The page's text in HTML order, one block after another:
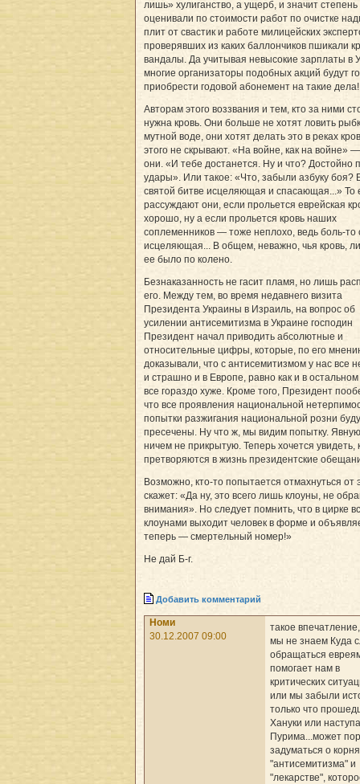
лишь» хулиганство, а ущерб, и значит
оценивали по стоимости работ по очистке
плит от свастик и работе милицейских
проверявших из каких баллончиков пшикали
вандалы. Да учитывая невысокие зарплаты в
многие организаторы подобных акций будут
приобрести годовой абонемент на такие дела!
Авторам этого воззвания и тем, кто за ними
нужна кровь. Они больше не хотят ловить
мутной воде, они хотят делать это в реках
этого не скрывают. «На войне, как на войне»
они. «И тебе достанется. Ну и что? Достойно
удары». Или такое: «Что, забыли азбуку боя?
святой битве исцеляющая и спасающая...» То
рассуждают они, если прольется еврейская
хорошо, ну а если прольется кровь наших
соплеменников — тоже неплохо, ведь боль-то
исцеляющая... В общем, неважно, чья кровь,
ее было по колено.
Безнаказанность не гасит пламя, но лишь
его. Между тем, во время недавнего визита
Президента Украины в Израиль, на вопрос об
усилении антисемитизма в Украине господин
Президент начал приводить абсолютные и
относительные цифры, которые, по его
доказывали, что с антисемитизмом у нас все
и страшно и в Европе, равно как и в
все гораздо хуже. Кроме того, Президент
что все проявления национальной
попытки разжигания национальной розни
пресечены. Ну что ж, мы видим попытку.
ничем не прикрытую. Теперь хочется увидеть,
претворяются в жизнь президентские
Возможно, кто-то попытается отмахнуться от
скажет: «Да ну, это всего лишь клоуны, не
внимания». Но следует помнить, что в цирке
клоунами выходит человек в форме и
теперь — смертельный номер!»
Не дай Б-г.
Добавить комментарий
Номи
30.12.2007 09:00
такое
мы не знаем Куда
обращаться
помогает нам в
критических
или мы забыли
только что
Хануки или
Пурима...может
задуматься о
"антисемитизма" и
"лекарстве",